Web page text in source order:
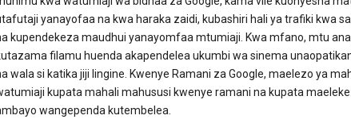
yanayofaa na kwa haraka zaidi, kubashiri hali ya trafiki kwa
kupendekeza maudhui yanayomfaa mtumiaji. Kwa mfano, mtu
filamu huenda akapendelea ukumbi wa sinema
wala si katika jiji lingine. Kwenye Ramani za Google, maelezo ya
kupata mahali mahususi kwenye ramani na kupata
wangependa kutembelea.